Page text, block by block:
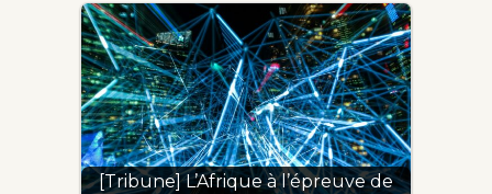
[Tribune] L’Afrique à l’épreuve de